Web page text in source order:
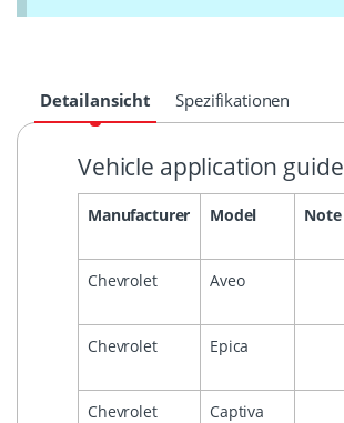
Detailansicht Spezifikationen
Vehicle application guide
Manufacturer Model Note
Chevrolet Aveo
Chevrolet Epica
Chevrolet Captiva